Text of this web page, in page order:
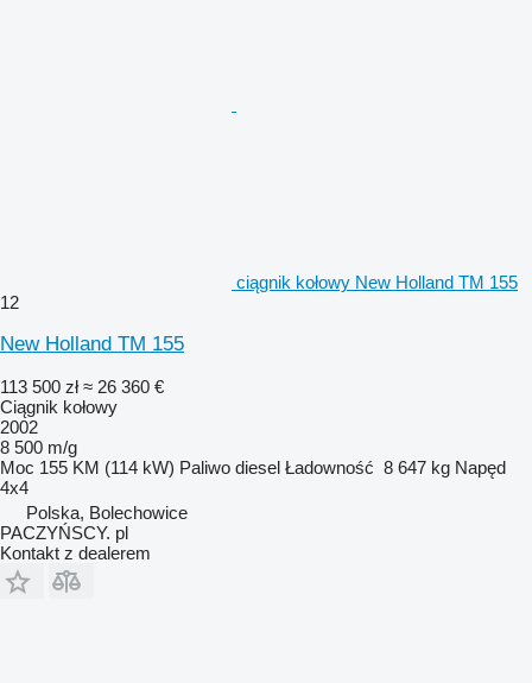
ciągnik kołowy New Holland TM 155
12
New Holland TM 155
113 500 zł ≈ 26 360 €
Ciągnik kołowy
2002
8 500 m/g
Moc 155 KM (114 kW) Paliwo diesel Ładowność 8 647 kg Napęd
4x4
Polska, Bolechowice
PACZYŃSCY. pl
Kontakt z dealerem